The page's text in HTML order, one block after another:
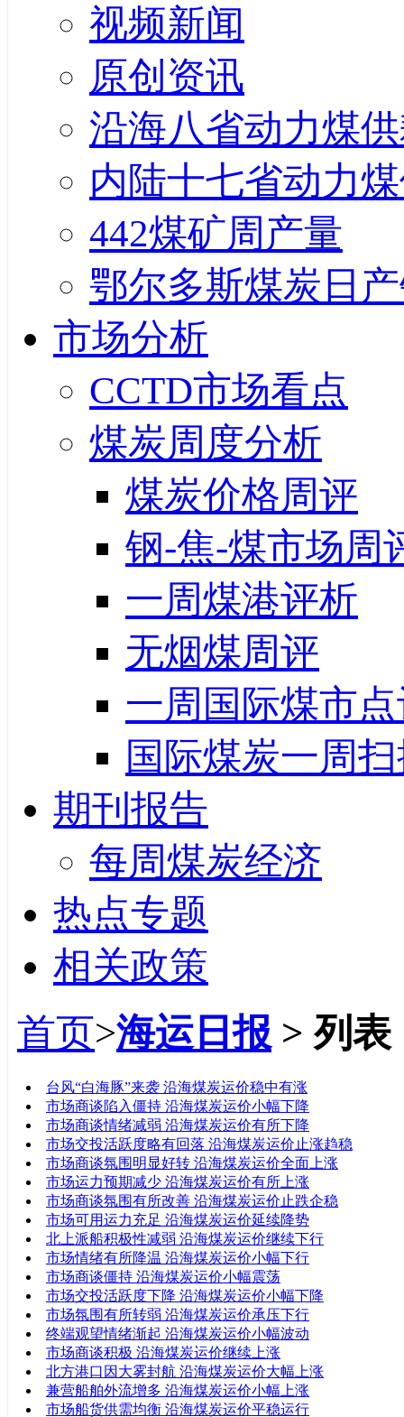
视频新闻
原创资讯
沿海八省动力煤
内陆十七省动力
442煤矿周产量
鄂尔多斯煤炭日
市场分析
CCTD市场看点
煤炭周度分析
煤炭价格周评
钢-焦-煤市场周
一周煤港评析
无烟煤周评
一周国际煤市
国际煤炭一周
期刊报告
每周煤炭经济
热点专题
相关政策
首页>海运日报 > 列表
台风“白海豚”来袭 沿海煤炭运价稳中有涨
市场商谈陷入僵持 沿海煤炭运价小幅下降
市场商谈情绪减弱 沿海煤炭运价有所下降
市场交投活跃度略有回落 沿海煤炭运价止涨趋稳
市场商谈氛围明显好转 沿海煤炭运价全面上涨
市场运力预期减少 沿海煤炭运价有所上涨
市场商谈氛围有所改善 沿海煤炭运价止跌企稳
市场可用运力充足 沿海煤炭运价延续降势
北上派船积极性减弱 沿海煤炭运价继续下行
市场情绪有所降温 沿海煤炭运价小幅下行
市场商谈僵持 沿海煤炭运价小幅震荡
市场交投活跃度下降 沿海煤炭运价小幅下降
市场氛围有所转弱 沿海煤炭运价承压下行
终端观望情绪渐起 沿海煤炭运价小幅波动
市场商谈积极 沿海煤炭运价继续上涨
北方港口因大雾封航 沿海煤炭运价大幅上涨
兼营船舶外流增多 沿海煤炭运价小幅上涨
市场船货供需均衡 沿海煤炭运价平稳运行